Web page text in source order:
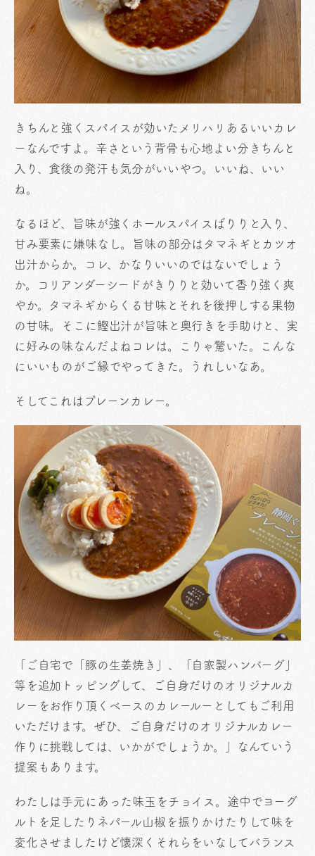
きちんと強くスパイスが効いたメリハリあるいいカレ
ーなんですよ。辛さという背骨も心地よい分きちんと
入り、食後の発汗も気分がいいやつ。いいね、いい
ね。
なるほど、旨味が強くホールスパイスばりりと入り、
甘み要素に嫌味なし。旨味の部分はタマネギとカツオ
出汁からか。コレ、かなりいいのではないでしょう
か。コリアンダーシードがきりりと効いて香り強く爽
やか。タマネギからくる甘味とそれを後押しする果物
の甘味。そこに鰹出汁が旨味と奥行きを手助けと、実
に好みの味なんだよねコレは。こりゃ驚いた。こんな
にいいものがご縁でやってきた。うれしいなあ。
そしてこれはプレーンカレー。
「ご自宅で「豚の生姜焼き」、「自家製ハンバーグ」
等を追加トッピングして、ご自身だけのオリジナルカ
レーをお作り頂くベースのカレールーとしてもご利用
いただけます。ぜひ、ご自身だけのオリジナルカレー
作りに挑戦しては、いかがでしょうか。」なんていう
提案もあります。
わたしは手元にあった味玉をチョイス。途中でヨーグ
ルトを足したりネパール山椒を振りかけたりして味を
変化させましたけど懐深くそれらをいなしてバランス